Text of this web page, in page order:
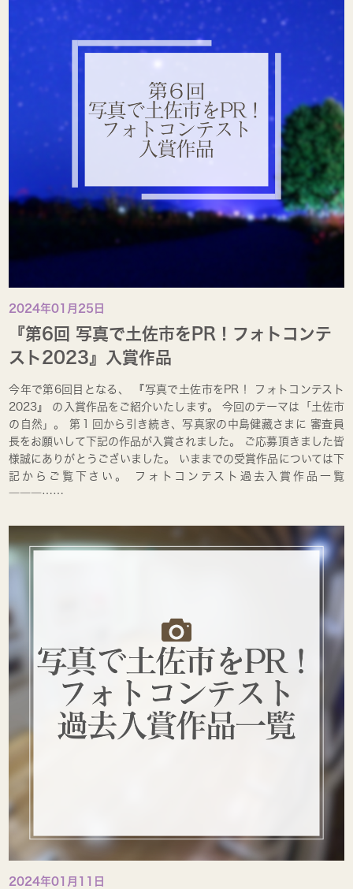
2024年01月25日
『第6回 写真で土佐市をPR！フォトコンテ
スト2023』入賞作品
今年で第6回目となる、 『写真で土佐市をPR！ フォトコンテスト
2023』 の入賞作品をご紹介いたします。 今回のテーマは「土佐市
の自然」。 第１回から引き続き、写真家の中島健藏さまに 審査員
長をお願いして下記の作品が入賞されました。 ご応募頂きました皆
様誠にありがとうございました。 いままでの受賞作品については下
記からご覧下さい。 フォトコンテスト過去入賞作品一覧
―――……
2024年01月11日